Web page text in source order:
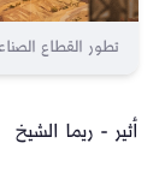
تطور القطاع
أثير - ريما الشيخ